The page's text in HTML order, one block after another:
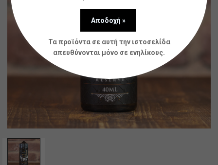
Τα προϊόντα σε αυτή την ιστοσελίδα
απευθύνονται μόνο σε ενηλίκους.